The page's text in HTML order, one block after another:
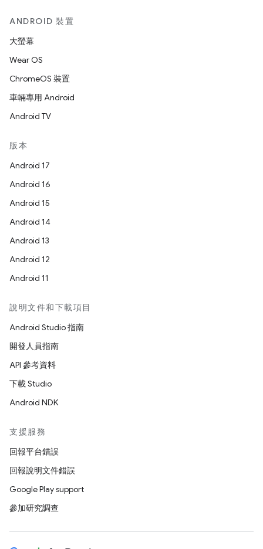
ANDROID 裝置
大螢幕
Wear OS
ChromeOS 裝置
車輛專用 Android
Android TV
版本
Android 17
Android 16
Android 15
Android 14
Android 13
Android 12
Android 11
說明文件和下載項目
Android Studio 指南
開發人員指南
API 參考資料
下載 Studio
Android NDK
支援服務
回報平台錯誤
回報說明文件錯誤
Google Play support
參加研究調查